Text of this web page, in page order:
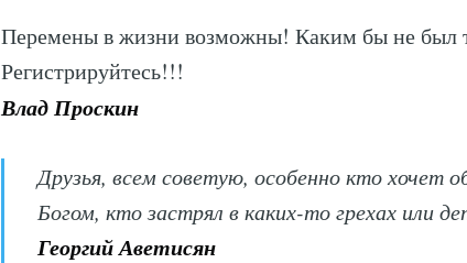
Перемены в жизни возможны! Каким бы не был
Регистрируйтесь!!!
Влад Проскин
Друзья, всем советую, особенно кто хочет
Богом, кто застрял в каких-то грехах или
Георгий Аветисян